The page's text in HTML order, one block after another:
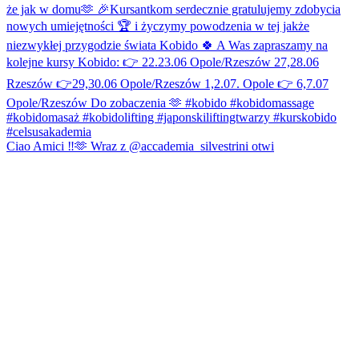
Ciao Amici ‼️🫶 Wraz z @accademia_silvestrini otwi